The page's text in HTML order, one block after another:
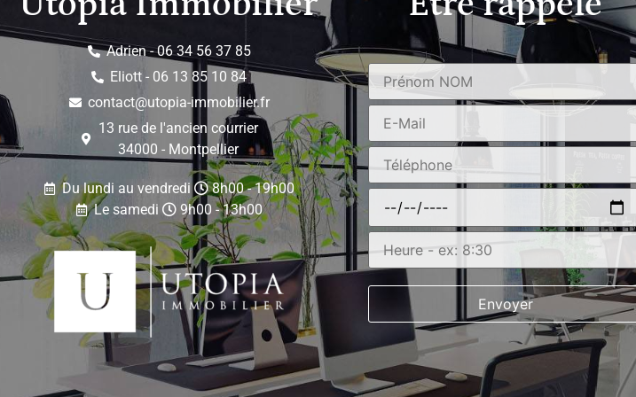
connexions nationales et internationales.Vous êtes à 15 minutes
d'Avignon, une ville riche en histoire et en culture.De plus, le centre-
ville et toutes les commodités, y compris des commerces,
équipements sportifs, un centre commercial, des établissements
scolaires et de santé, sont à moins de 20 minutes à
pied.Caractéristiques de l'Appartement :Type : Appartement 3 pièces
(Séjour + 2 Chambres) (Surface habitable : 48,76 m2) + Grande
Terrasse (13,76 m2)Soit une surface 'utile' de 80 m2 1 Parking
extérieur Prix : 179 900 EURPRIX EN DIRECT / PAS DE FRAIS
D'AGENCES / Honoraires à la charge du vendeur(Autres
appartements et Villas disponibles du 2 Pièces au 4 Pièces)Contact
:Vous pouvez nous joindre : Téléphone / E-mail / SMS / ...Du lundi au
samedi de 8h à 19h, ainsi que par SMS ou e-mail après 20h et le
dimanche.Les visites sont possibles en semaine, le week-end, ainsi
qu'entre 12h et 14h, Samedi matin pour s'adapter à votre emploi du
temps.Mentions Légales : Agence UTOPIA Immobilier SIREN : RCS
Montpellier 802 964 650 Carte professionnelle No802 964 650 / CPI
3402 2021 000 000 045 Garantie financière Galian NoB41814244
Assurance Responsabilité Civile Professionnelle Covea No120 137
405 Référence : GUAN-A01PRIX EN DIRECT / PAS DE FRAIS
D'AGENCES (Honoraires à la charge du Vendeur)Visites possibles :
en semaine, entre 12h et 14h, soir et samedi matinContact : Adrien
(MAIL + TEL + SMS)Mots clés : France, Sud, Soleil, Sun, Uzès, Place
aux Herbes, Sud de la France, Mer Méditerranée, Rivière, Piscine,
Cafés, Restaurants, ...
Adrien - 06 34 56 37 85
Eliott - 06 13 85 10 84
contact@utopia-immobilier.fr
13 rue de l'ancien courrier
34000 - Montpellier
Du lundi au vendredi
8h00 - 19h00
Le samedi
9h00 - 13h00